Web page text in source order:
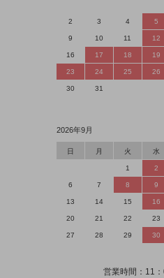
2 3 4 5
9 10 11 12
16 17 18 19
23 24 25 26
30 31
2026年9月
日 月 火 水
1 2
6 7 8 9
13 14 15 16
20 21 22 23
27 28 29 30
営業時間：11